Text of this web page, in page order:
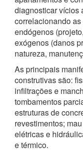
diagnosticar vícios
correlacionando
endógenos
exógenos (danos
natureza,
As principais
construtivas são:
infiltrações e
tombamentos
estruturas de
revestimentos;
elétricas e
e térmico.